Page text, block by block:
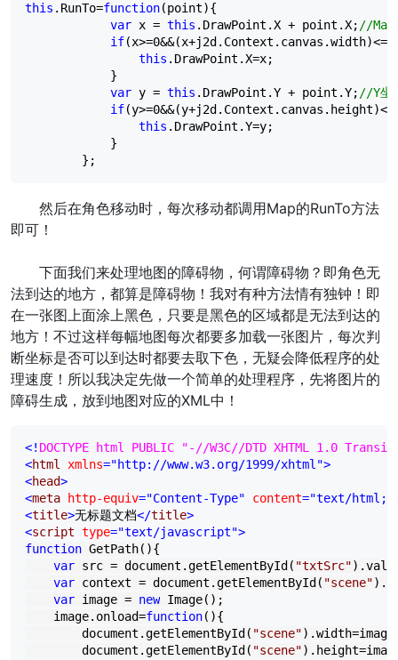
this .RunTo=function(point){
var x = this .DrawPoint.X + point.X; //
if(x>=0&&(x+j2d.Context.canvas.width)<=
this .DrawPoint.X=x;
            }
var y = this .DrawPoint.Y + point.Y; //Y坐
if(y>=0&&(y+j2d.Context.canvas.height)<=
this .DrawPoint.Y=y;
            }
        };
然后在角色移动时，每次移动都调用Map的RunTo方法
即可！
下面我们来处理地图的障碍物，何谓障碍物？即角色无
法到达的地方，都算是障碍物！我对有种方法情有独钟！即
在一张图上面涂上黑色，只要是黑色的区域都是无法到达的
地方！不过这样每幅地图每次都要多加载一张图片，每次判
断坐标是否可以到达时都要去取下色，无疑会降低程序的处
理速度！所以我决定先做一个简单的处理程序，先将图片的
障碍生成，放到地图对应的XML中！
<! DOCTYPE html PUBLIC "-//W3C//DTD XHTML 1.0
<html xmlns="http://www.w3.org/1999/xhtml">
<head>
<meta http-equiv="Content-Type" content="text/html;
<title>无标题文档</title>
<script type="text/javascript">
function GetPath(){
var src = document.getElementById( "txtSrc"
var context = document.getElementById( "scene"
var image = new Image();
    image.onload
=function(){
        document.getElementById(
"scene").width=
        document.getElementById(
"scene").height=